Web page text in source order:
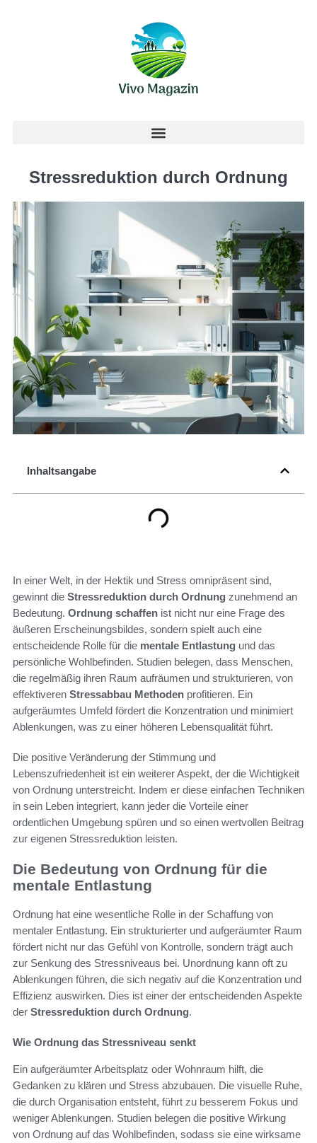
Stressreduktion durch Ordnung
Inhaltsangabe
In einer Welt, in der Hektik und Stress omnipräsent sind,
gewinnt die Stressreduktion durch Ordnung zunehmend an
Bedeutung. Ordnung schaffen ist nicht nur eine Frage des
äußeren Erscheinungsbildes, sondern spielt auch eine
entscheidende Rolle für die mentale Entlastung und das
persönliche Wohlbefinden. Studien belegen, dass Menschen,
die regelmäßig ihren Raum aufräumen und strukturieren, von
effektiveren Stressabbau Methoden profitieren. Ein
aufgeräumtes Umfeld fördert die Konzentration und minimiert
Ablenkungen, was zu einer höheren Lebensqualität führt.
Die positive Veränderung der Stimmung und
Lebenszufriedenheit ist ein weiterer Aspekt, der die Wichtigkeit
von Ordnung unterstreicht. Indem er diese einfachen Techniken
in sein Leben integriert, kann jeder die Vorteile einer
ordentlichen Umgebung spüren und so einen wertvollen Beitrag
zur eigenen Stressreduktion leisten.
Die Bedeutung von Ordnung für die
mentale Entlastung
Ordnung hat eine wesentliche Rolle in der Schaffung von
mentaler Entlastung. Ein strukturierter und aufgeräumter Raum
fördert nicht nur das Gefühl von Kontrolle, sondern trägt auch
zur Senkung des Stressniveaus bei. Unordnung kann oft zu
Ablenkungen führen, die sich negativ auf die Konzentration und
Effizienz auswirken. Dies ist einer der entscheidenden Aspekte
der Stressreduktion durch Ordnung.
Wie Ordnung das Stressniveau senkt
Ein aufgeräumter Arbeitsplatz oder Wohnraum hilft, die
Gedanken zu klären und Stress abzubauen. Die visuelle Ruhe,
die durch Organisation entsteht, führt zu besserem Fokus und
weniger Ablenkungen. Studien belegen die positive Wirkung
von Ordnung auf das Wohlbefinden, sodass sie eine wirksame